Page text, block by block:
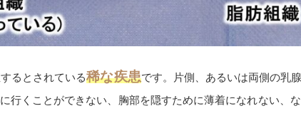
るとされている稀な疾患です。片側、あるいは両側の乳
行くことができない、胸部を隠すために薄着になれない、